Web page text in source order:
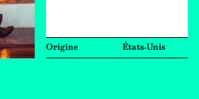
Origine États-Unis